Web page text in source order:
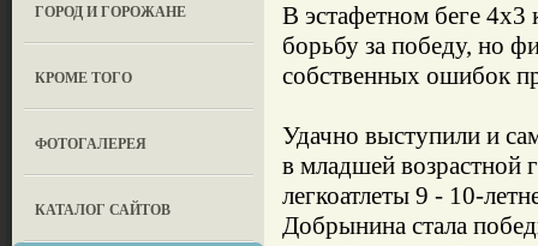
ГОРОД И ГОРОЖАНЕ
КРОМЕ ТОГО
ФОТОГАЛЕРЕЯ
КАТАЛОГ САЙТОВ
В эстафетном беге
борьбу за победу, но
собственных ошибок
Удачно выступили и
в младшей возрастной
легкоатлеты 9 - 10-
Добрынина стала